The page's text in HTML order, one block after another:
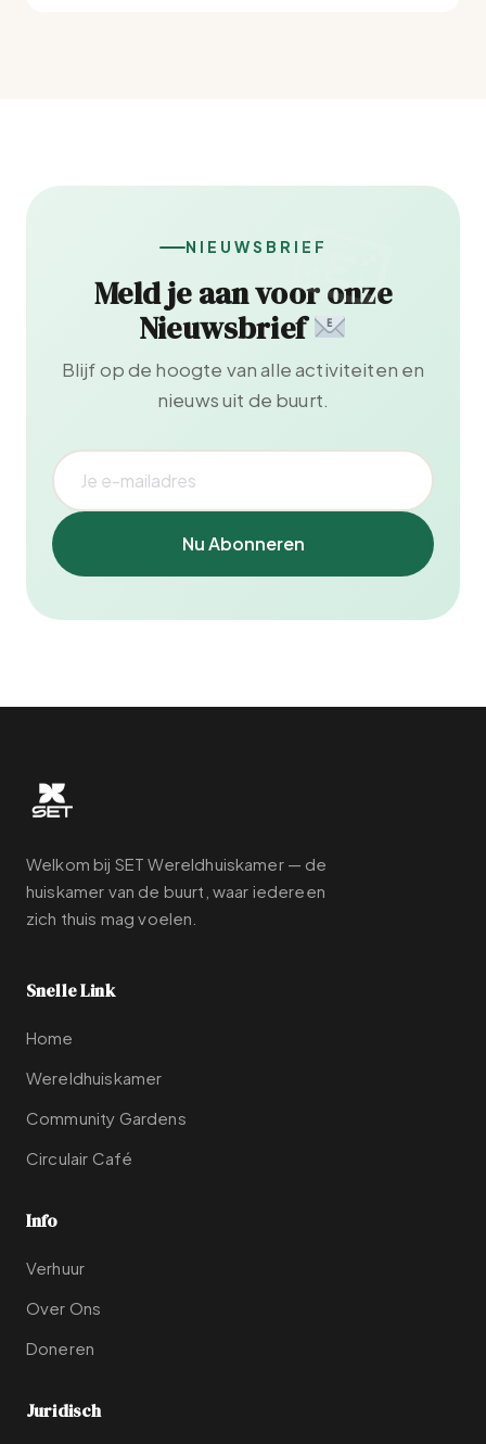
NIEUWSBRIEF
Meld je aan voor onze
Nieuwsbrief
Blijf op de hoogte van alle activiteiten en
nieuws uit de buurt.
Nu Abonneren
Welkom bij SET Wereldhuiskamer — de
huiskamer van de buurt, waar iedereen
zich thuis mag voelen.
Snelle Link
Home
Wereldhuiskamer
Community Gardens
Circulair Café
Info
Verhuur
Over Ons
Doneren
Juridisch